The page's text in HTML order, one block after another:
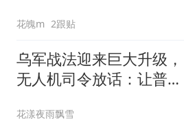
花魄m 2跟贴
乌军战法迎来巨大升级，
无人机司令放话：让普京
花漾夜雨飘雪